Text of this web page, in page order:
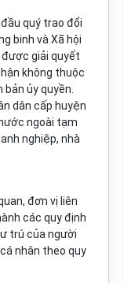
quý trao đổi
binh và Xã hội
giải quyết
không thuộc
ủy quyền.
dân cấp huyện
ngoài tạm
nghiệp, nhà
đơn vị liên
các quy định
trú của người
nhân theo quy